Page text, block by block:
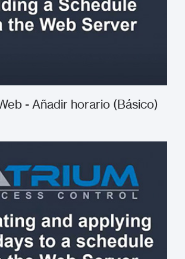
- Añadir horario (Básico)